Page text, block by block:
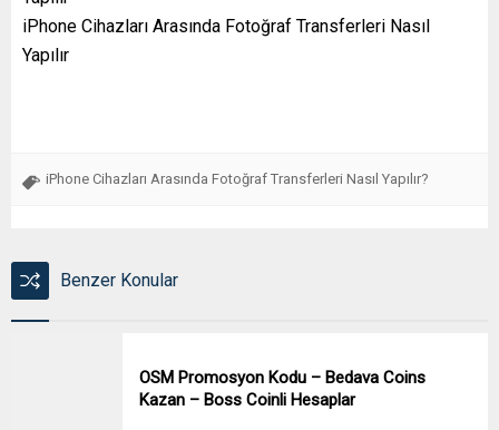
iPhone Cihazları Arasında Fotoğraf Transferleri Nasıl
Yapılır
iPhone Cihazları Arasında Fotoğraf Transferleri Nasıl Yapılır?
Benzer Konular
OSM Promosyon Kodu – Bedava Coins
Kazan – Boss Coinli Hesaplar